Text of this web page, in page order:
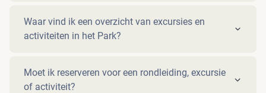
Waar vind ik een overzicht van excursies en
activiteiten in het Park?
Moet ik reserveren voor een rondleiding, excursie
of activiteit?